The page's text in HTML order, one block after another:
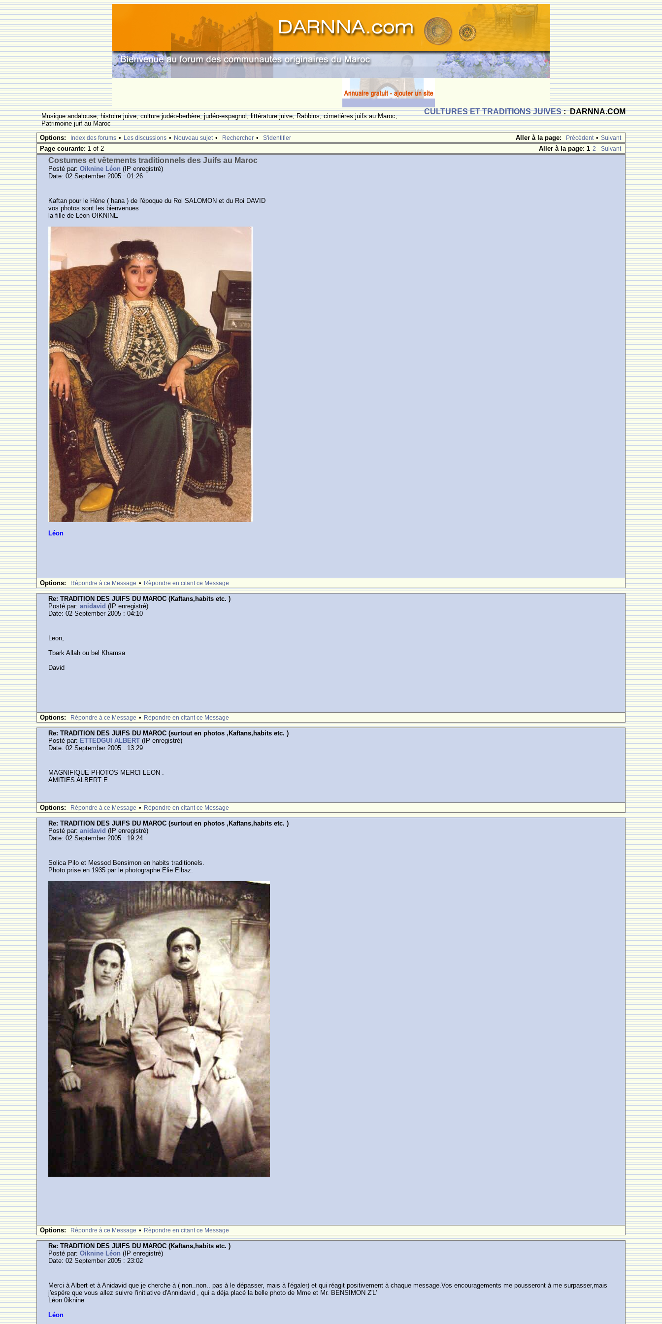
CULTURES ET TRADITIONS JUIVES: DARNNA.COM
Musique andalouse, histoire juive, culture judéo-berbère, judéo-espagnol, littérature juive, Rabbins, cimetières juifs au Maroc,
Patrimoine juif au Maroc
Aller à la page:
Prècèdent • Suivant
Options: Index des forums • Les discussions • Nouveau sujet • Rechercher • S'identifier
Aller à la page: 1 2 Suivant
Page courante: 1 of 2
Costumes et vêtements traditionnels des Juifs au Maroc
Posté par:Oiknine Léon (IP enregistrè)
Date: 02 September 2005 : 01:26
Kaftan pour le Héne ( hana ) de l'époque du Roi SALOMON et du Roi DAVID
vos photos sont les bienvenues
la fille de Léon OIKNINE
Léon
Options: Rèpondre à ce Message • Rèpondre en citant ce Message
Re: TRADITION DES JUIFS DU MAROC (Kaftans,habits etc. )
Posté par:anidavid (IP enregistrè)
Date: 02 September 2005 : 04:10
Leon,
Tbark Allah ou bel Khamsa
David
Options: Rèpondre à ce Message • Rèpondre en citant ce Message
Re: TRADITION DES JUIFS DU MAROC (surtout en photos ,Kaftans,habits etc. )
Posté par: ETTEDGUI ALBERT (IP enregistrè)
Date: 02 September 2005 : 13:29
MAGNIFIQUE PHOTOS MERCI LEON .
AMITIES ALBERT E
Options: Rèpondre à ce Message • Rèpondre en citant ce Message
Re: TRADITION DES JUIFS DU MAROC (surtout en photos ,Kaftans,habits etc. )
Posté par:anidavid (IP enregistrè)
Date: 02 September 2005 : 19:24
Solica Pilo et Messod Bensimon en habits traditionels.
Photo prise en 1935 par le photographe Elie Elbaz.
Options: Rèpondre à ce Message • Rèpondre en citant ce Message
Re: TRADITION DES JUIFS DU MAROC (Kaftans,habits etc. )
Posté par:Oiknine Léon (IP enregistrè)
Date: 02 September 2005 : 23:02
Merci à Albert et à Anidavid que je cherche à ( non..non.. pas à le dépasser, mais à l'égaler) et qui réagit positivement à chaque message.Vos encouragements me pousseront à me surpasser,mais
j'espére que vous allez suivre l'initiative d'Annidavid , qui a déja placé la belle photo de Mme et Mr. BENSIMON Z'L'
Léon 0iknine
Léon